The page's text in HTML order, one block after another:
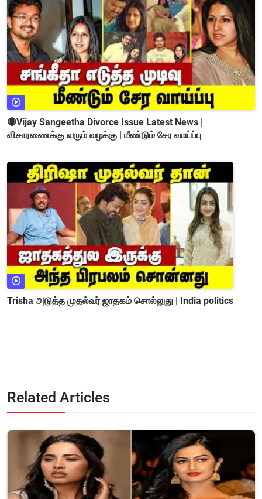
🔴Vijay Sangeetha Divorce Issue Latest News |
விசாரணைக்கு வரும் வழக்கு | மீண்டும் சேர வாய்ப்பு
Trisha அடுத்த முதல்வர் ஜாதகம் சொல்லுது | India politics
Related Articles